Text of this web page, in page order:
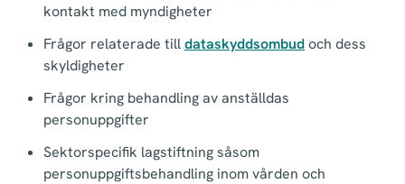
kontakt med myndigheter
Frågor relaterade tilldataskyddsombudoch dess
skyldigheter
Frågor kring behandling av anställdas
personuppgifter
Sektorspecifik lagstiftning såsom
personuppgiftsbehandling inom vården och